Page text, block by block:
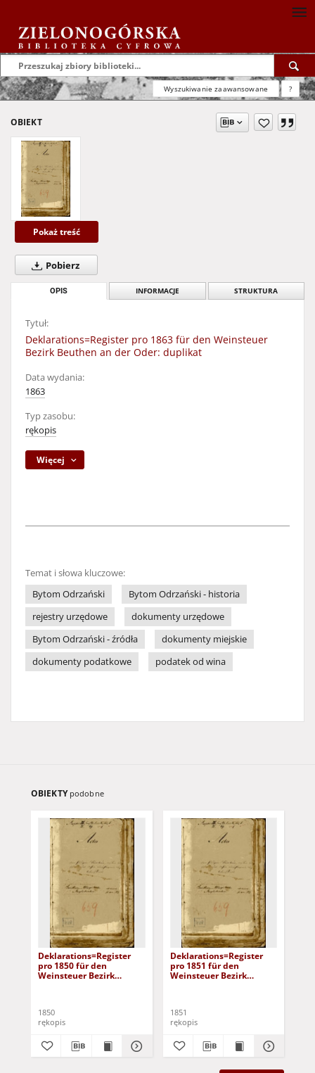
Wyszukiwanie zaawansowane ?
OBIEKT
Pokaż treść
Pobierz
OPIS INFORMACJE STRUKTURA
Tytuł:
Deklarations=Register pro 1863 für den Weinsteuer
Bezirk Beuthen an der Oder: duplikat
Data wydania:
1863
Typ zasobu:
rękopis
Więcej
Temat i słowa kluczowe:
Bytom Odrzański
Bytom Odrzański - historia
rejestry urzędowe
dokumenty urzędowe
Bytom Odrzański - źródła
dokumenty miejskie
dokumenty podatkowe
podatek od wina
OBIEKTY podobne
Deklarations=Register
pro 1850 für den
Weinsteuer Bezirk
1850
rękopis
Deklarations=Register
pro 1851 für den
Weinsteuer Bezirk
1851
rękopis